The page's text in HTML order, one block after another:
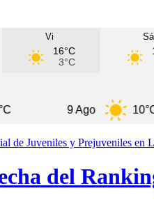
Vi
16°C
3°C
Sá
10°C
del